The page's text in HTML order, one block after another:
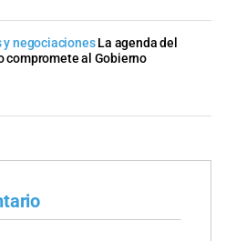
y negociaciones La agenda del
compromete al Gobierno